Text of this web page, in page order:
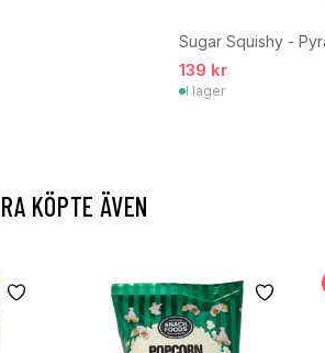
Sugar Squishy -
139 kr
I lager
KÖPTE ÄVEN